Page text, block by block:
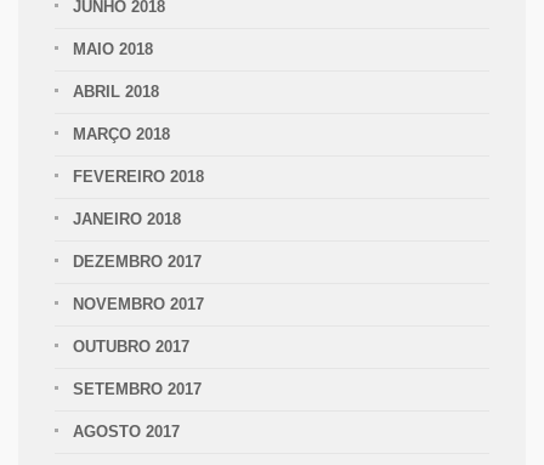
JUNHO 2018
MAIO 2018
ABRIL 2018
MARÇO 2018
FEVEREIRO 2018
JANEIRO 2018
DEZEMBRO 2017
NOVEMBRO 2017
OUTUBRO 2017
SETEMBRO 2017
AGOSTO 2017